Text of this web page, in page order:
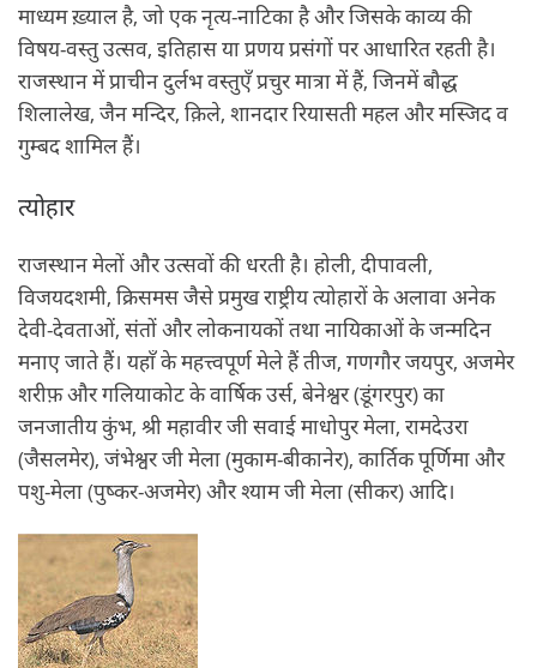
माध्यम ख़्याल है, जो एक नृत्य-नाटिका है और जिसके काव्य की
विषय-वस्तु उत्सव, इतिहास या प्रणय प्रसंगों पर आधारित रहती है।
राजस्थान में प्राचीन दुर्लभ वस्तुएँ प्रचुर मात्रा में हैं, जिनमें बौद्ध
शिलालेख, जैन मन्दिर, क़िले, शानदार रियासती महल और मस्जिद व
गुम्बद शामिल हैं।
त्योहार
राजस्थान मेलों और उत्सवों की धरती है। होली, दीपावली,
विजयदशमी, क्रिसमस जैसे प्रमुख राष्ट्रीय त्योहारों के अलावा अनेक
देवी-देवताओं, संतों और लोकनायकों तथा नायिकाओं के जन्मदिन
मनाए जाते हैं। यहाँ के महत्त्वपूर्ण मेले हैं तीज, गणगौर जयपुर, अजमेर
शरीफ़ और गलियाकोट के वार्षिक उर्स, बेनेश्वर (डूंगरपुर) का
जनजातीय कुंभ, श्री महावीर जी सवाई माधोपुर मेला, रामदेउरा
(जैसलमेर), जंभेश्वर जी मेला (मुकाम-बीकानेर), कार्तिक पूर्णिमा और
पशु-मेला (पुष्कर-अजमेर) और श्याम जी मेला (सीकर) आदि।